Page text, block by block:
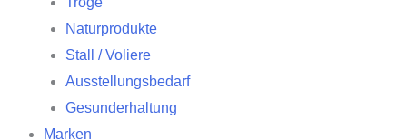
Naturprodukte
Stall / Voliere
Ausstellungsbedarf
Gesunderhaltung
Marken